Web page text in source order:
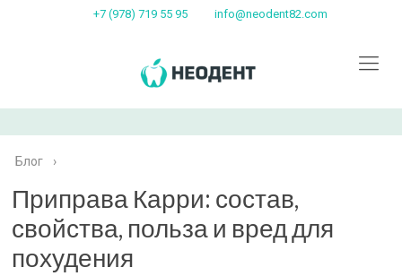
+7 (978) 719 55 95 info@neodent82.com
Блог ›
Приправа Карри: состав,
свойства, польза и вред для
похудения